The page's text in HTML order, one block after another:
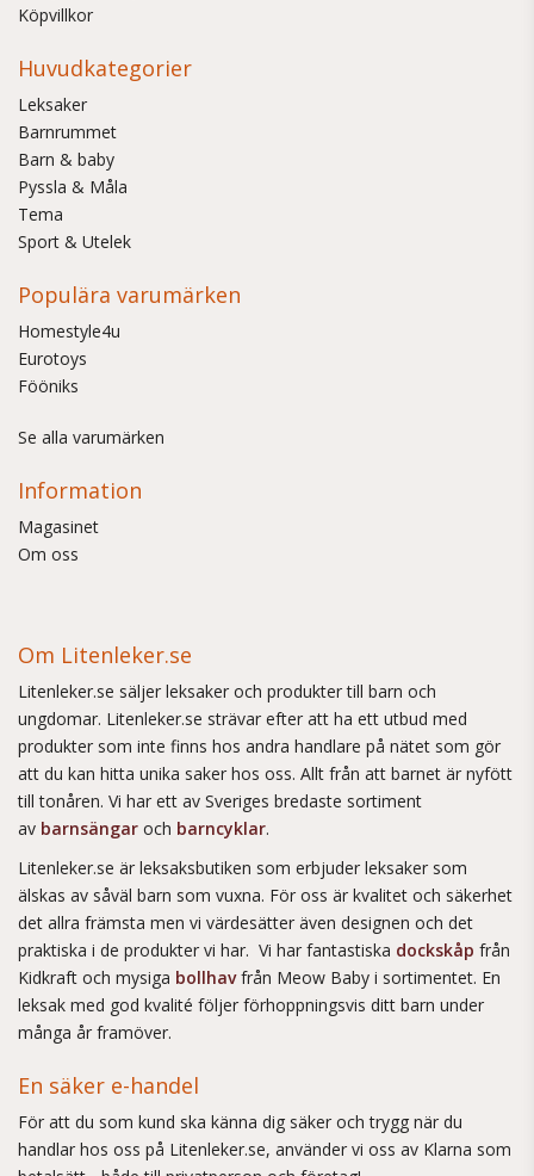
Köpvillkor
Huvudkategorier
Leksaker
Barnrummet
Barn & baby
Pyssla & Måla
Tema
Sport & Utelek
Populära varumärken
Homestyle4u
Eurotoys
Fööniks
Se alla varumärken
Information
Magasinet
Om oss
Om Litenleker.se
Litenleker.se säljer leksaker och produkter till barn och
ungdomar. Litenleker.se strävar efter att ha ett utbud med
produkter som inte finns hos andra handlare på nätet som gör
att du kan hitta unika saker hos oss. Allt från att barnet är nyfött
till tonåren. Vi har ett av Sveriges bredaste sortiment
av barnsängar och barncyklar.
Litenleker.se är leksaksbutiken som erbjuder leksaker som
älskas av såväl barn som vuxna. För oss är kvalitet och säkerhet
det allra främsta men vi värdesätter även designen och det
praktiska i de produkter vi har. Vi har fantastiska dockskåp från
Kidkraft och mysiga bollhavfrån Meow Baby i sortimentet. En
leksak med god kvalité följer förhoppningsvis ditt barn under
många år framöver.
En säker e-handel
För att du som kund ska känna dig säker och trygg när du
handlar hos oss på Litenleker.se, använder vi oss av Klarna som